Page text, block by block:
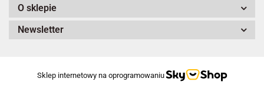
O sklepie
Newsletter
Sklep internetowy na oprogramowaniu